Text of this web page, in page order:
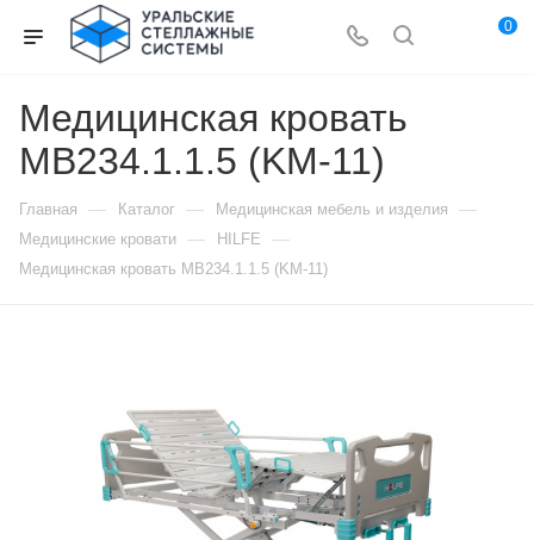
0
Медицинская кровать
MB234.1.1.5 (KM-11)
Главная — Каталог — Медицинская мебель и изделия —
Медицинские кровати — HILFE —
Медицинская кровать MB234.1.1.5 (KM-11)